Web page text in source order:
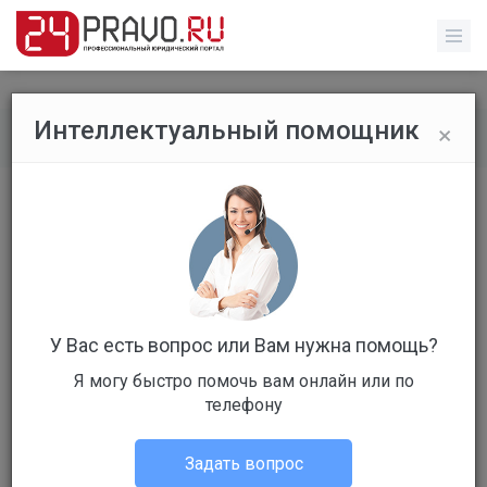
Обычные пользователи / Профиль пользователя ×
Интеллектуальный помощник
У Вас есть вопрос или Вам нужна помощь?
Я могу быстро помочь вам онлайн или по
телефону
Задать вопрос